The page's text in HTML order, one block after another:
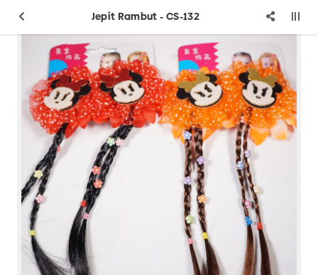
Jepit Rambut - CS-132